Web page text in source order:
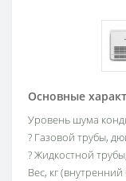
Основные
Уровень шума
? Газовой трубы,
? Жидкостной
Вес, кг (внутренний